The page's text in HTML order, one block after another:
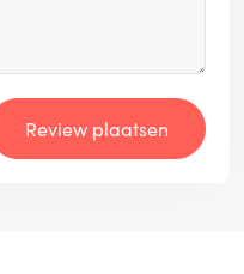
Review plaatsen